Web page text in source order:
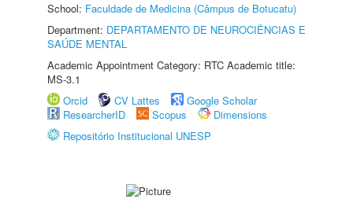
School: Faculdade de Medicina (Câmpus de Botucatu)
Department: DEPARTAMENTO DE NEUROCIÊNCIAS E
SAÚDE MENTAL
Academic Appointment Category: RTC Academic title:
MS-3.1
Orcid
CV Lattes
Google Scholar
ResearcherID
Scopus
Dimensions
Repositório Institucional UNESP